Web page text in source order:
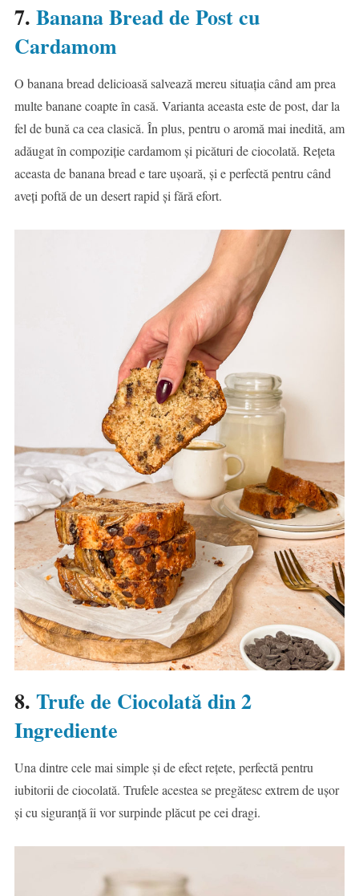
7. Banana Bread de Post cu
Cardamom
O banana bread delicioasă salvează mereu situația când am prea
multe banane coapte în casă. Varianta aceasta este de post, dar la
fel de bună ca cea clasică. În plus, pentru o aromă mai inedită, am
adăugat în compoziție cardamom și picături de ciocolată. Rețeta
aceasta de banana bread e tare ușoară, și e perfectă pentru când
aveți poftă de un desert rapid și fără efort.
8. Trufe de Ciocolată din 2
Ingrediente
Una dintre cele mai simple și de efect rețete, perfectă pentru
iubitorii de ciocolată. Trufele acestea se pregătesc extrem de ușor
și cu siguranță îi vor surpinde plăcut pe cei dragi.